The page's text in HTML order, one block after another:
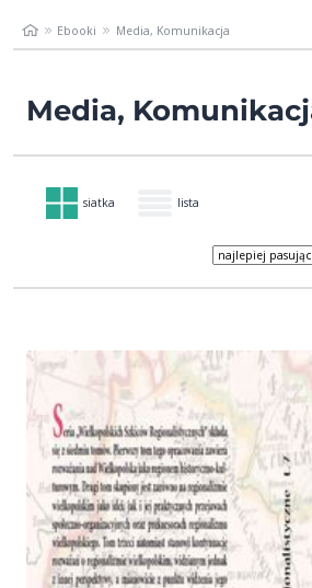
Ebooki Media, Komunikacja
Media,
siatka lista